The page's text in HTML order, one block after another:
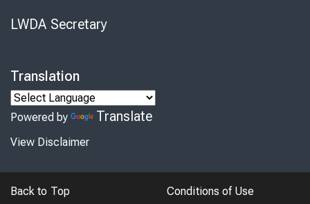
LWDA Secretary
Translation
Powered by Translate
View Disclaimer
Back to Top Conditions of Use